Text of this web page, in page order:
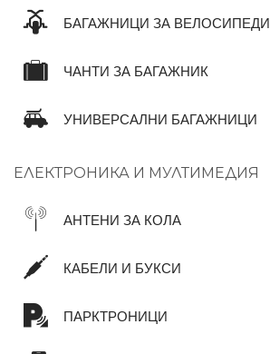
БАГАЖНИЦИ ЗА ВЕЛОСИПЕДИ
ЧАНТИ ЗА БАГАЖНИК
УНИВЕРСАЛНИ БАГАЖНИЦИ
ЕЛЕКТРОНИКА И МУЛТИМЕДИЯ
АНТЕНИ ЗА КОЛА
КАБЕЛИ И БУКСИ
ПАРКТРОНИЦИ